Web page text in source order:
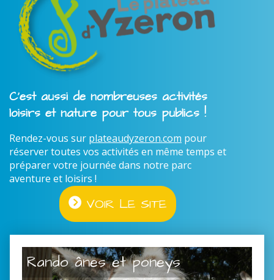
C'est aussi de nombreuses activités
loisirs et nature pour tous publics !
Rendez-vous sur plateaudyzeron.com pour
réserver toutes vos activités en même temps et
préparer votre journée dans notre parc
aventure et loisirs !
VOIR LE SITE
Rando ânes et poneys